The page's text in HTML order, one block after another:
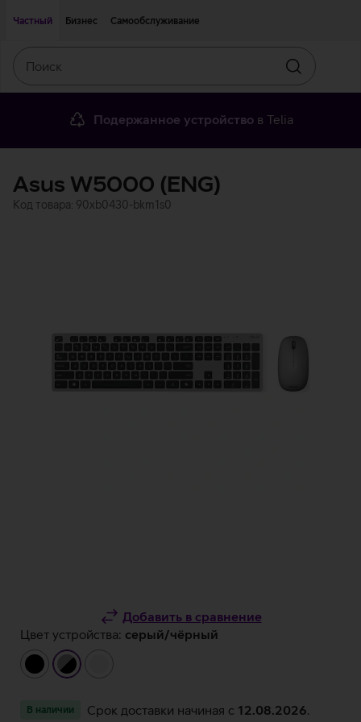
Частный
Бизнес Самообслуживание
Искать
Подержанное устройство в Telia
Asus W5000 (ENG)
Код товара: 90xb0430-bkm1s0
Добавить в сравнение
Цвет устройства: серый/чёрный
чёрныйсерый/
чёрный
В наличии Срок доставки начиная c 12.08.2026